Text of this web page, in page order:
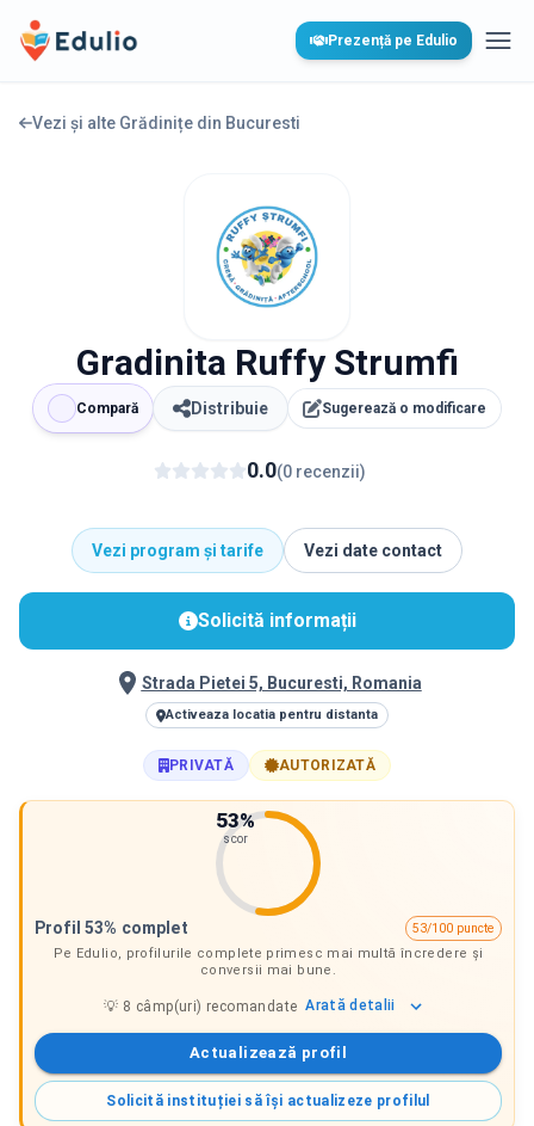
Edulio Prezență pe Edulio
Vezi și alte Grădinițe din Bucuresti
Gradinita Ruffy Strumfi
Compară Distribuie Sugerează o modificare
0.0(0 recenzii)
Vezi program și tarife Vezi date contact
Solicită informații
Strada Pietei 5, Bucuresti, Romania
Activeaza locatia pentru distanta
PRIVATĂ AUTORIZATĂ
53%
scor
Profil 53% complet
53/100 puncte
Pe Edulio, profilurile complete primesc mai multă încredere și
conversii mai bune.
💡 8 câmp(uri) recomandate Arată detalii
Actualizează profil
Solicită instituției să își actualizeze profilul